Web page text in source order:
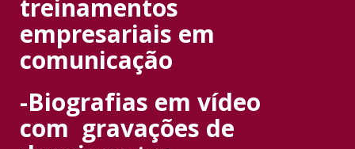
treinamentos
empresariais em
comunicação
-Biografias em vídeo
com gravações de